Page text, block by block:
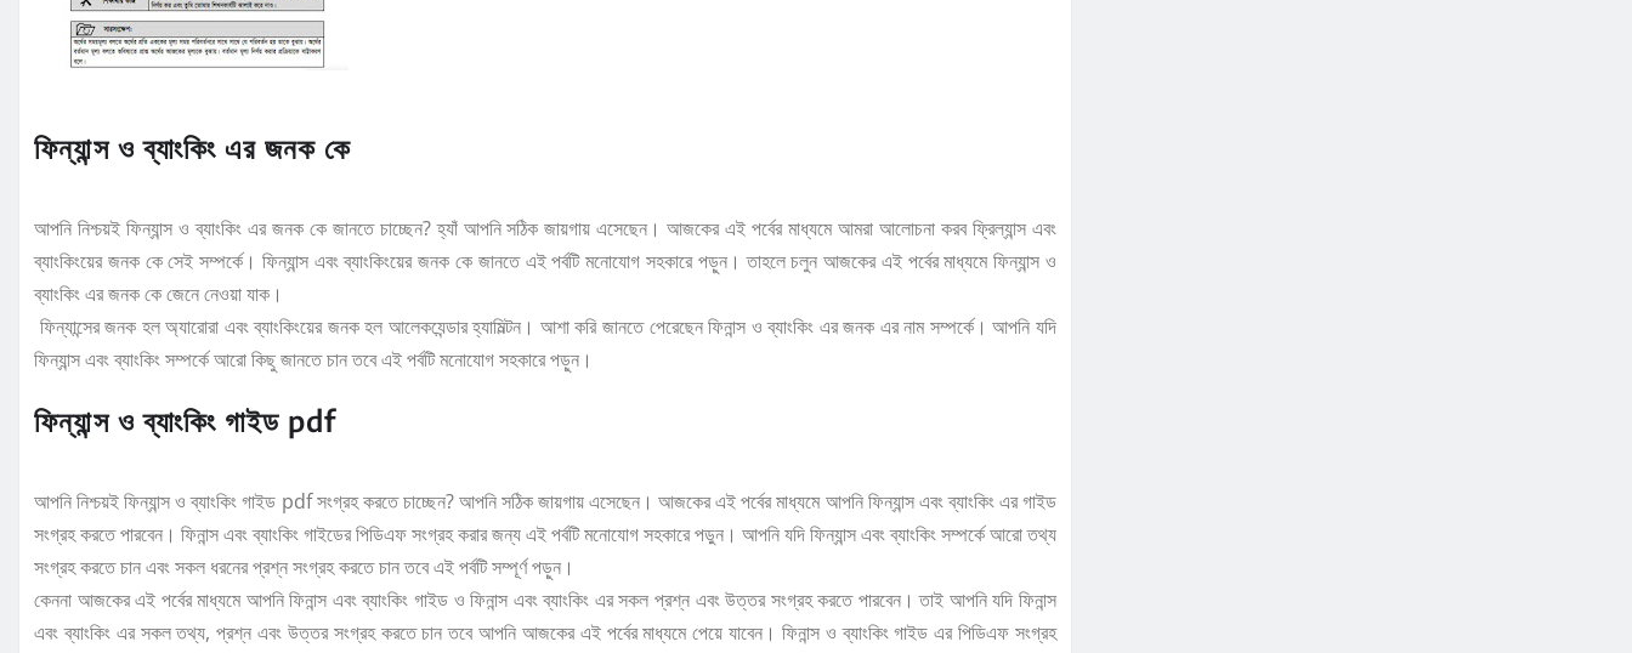
ফিন্যান্স ও ব্যাংকিং এর জনক কে
আপনি নিশ্চয়ই ফিন্যান্স ও ব্যাংকিং এর জনক কে জানতে চাচ্ছেন? হ্যাঁ আপনি সঠিক জায়গায় এসেছেন। আজকের এই পর্বের মাধ্যমে আমরা আলোচনা করব ফ্রিল্যান্স এবং
ব্যাংকিংয়ের জনক কে সেই সম্পর্কে। ফিন্যান্স এবং ব্যাংকিংয়ের জনক কে জানতে এই পর্বটি মনোযোগ সহকারে পড়ুন। তাহলে চলুন আজকের এই পর্বের মাধ্যমে ফিন্যান্স ও
ব্যাংকিং এর জনক কে জেনে নেওয়া যাক।
ফিন্যান্সের জনক হল অ্যারোরা এবং ব্যাংকিংয়ের জনক হল আলেকযেন্ডার হ্যামিল্টন। আশা করি জানতে পেরেছেন ফিনান্স ও ব্যাংকিং এর জনক এর নাম সম্পর্কে। আপনি যদি
ফিন্যান্স এবং ব্যাংকিং সম্পর্কে আরো কিছু জানতে চান তবে এই পর্বটি মনোযোগ সহকারে পড়ুন।
ফিন্যান্স ও ব্যাংকিং গাইড pdf
আপনি নিশ্চয়ই ফিন্যান্স ও ব্যাংকিং গাইড pdf সংগ্রহ করতে চাচ্ছেন? আপনি সঠিক জায়গায় এসেছেন। আজকের এই পর্বের মাধ্যমে আপনি ফিন্যান্স এবং ব্যাংকিং এর গাইড
সংগ্রহ করতে পারবেন। ফিনান্স এবং ব্যাংকিং গাইডের পিডিএফ সংগ্রহ করার জন্য এই পর্বটি মনোযোগ সহকারে পড়ুন। আপনি যদি ফিন্যান্স এবং ব্যাংকিং সম্পর্কে আরো তথ্য
সংগ্রহ করতে চান এবং সকল ধরনের প্রশ্ন সংগ্রহ করতে চান তবে এই পর্বটি সম্পূর্ণ পড়ুন।
কেননা আজকের এই পর্বের মাধ্যমে আপনি ফিনান্স এবং ব্যাংকিং গাইড ও ফিনান্স এবং ব্যাংকিং এর সকল প্রশ্ন এবং উত্তর সংগ্রহ করতে পারবেন। তাই আপনি যদি ফিনান্স
এবং ব্যাংকিং এর সকল তথ্য, প্রশ্ন এবং উত্তর সংগ্রহ করতে চান তবে আপনি আজকের এই পর্বের মাধ্যমে পেয়ে যাবেন। ফিনান্স ও ব্যাংকিং গাইড এর পিডিএফ সংগ্রহ